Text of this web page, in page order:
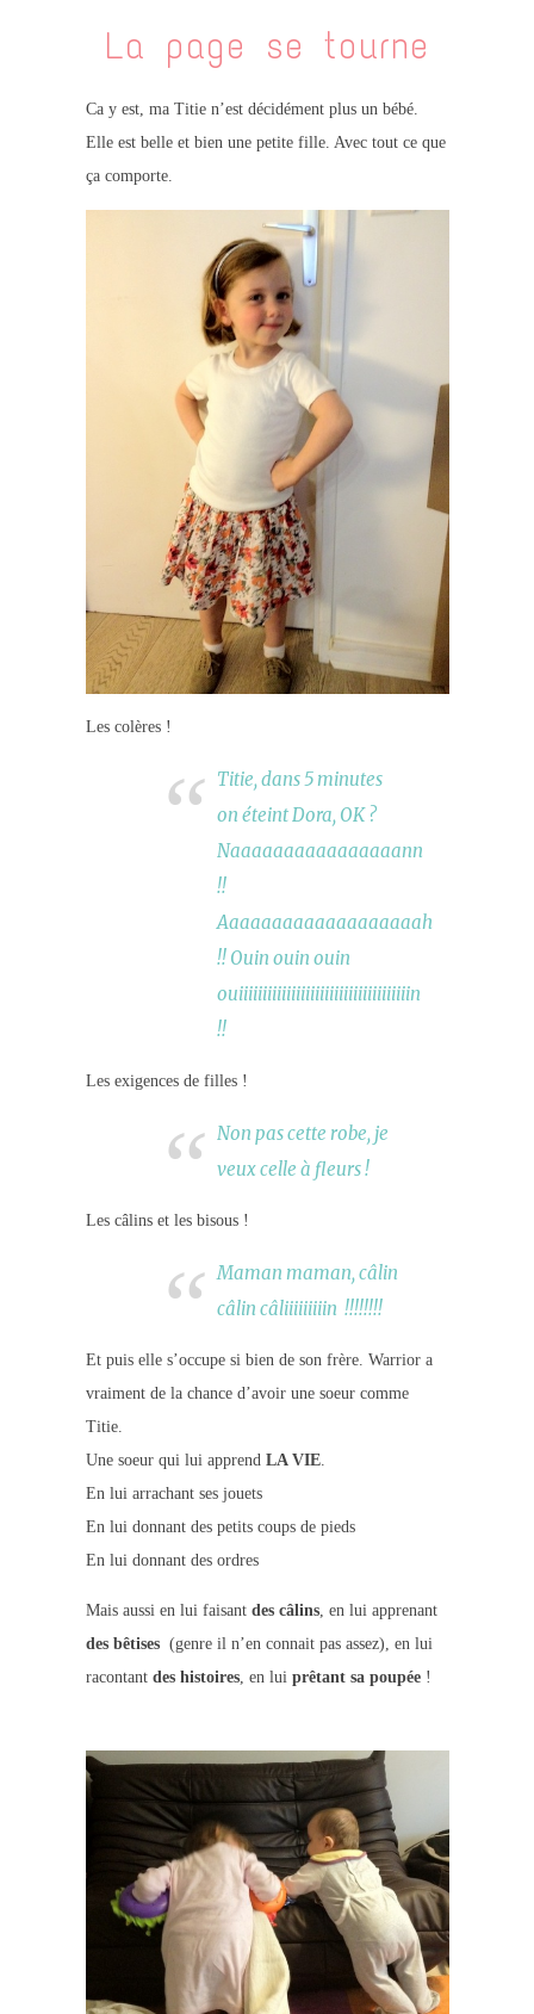
La page se tourne
Ca y est, ma Titie n’est décidément plus un bébé.
Elle est belle et bien une petite fille. Avec tout ce que
ça comporte.
Les colères !
Titie, dans 5 minutes
on éteint Dora, OK ?
Naaaaaaaaaaaaaaaann
!!
Aaaaaaaaaaaaaaaaaaah
!! Ouin ouin ouin
ouiiiiiiiiiiiiiiiiiiiiiiiiiiiiiiiiiiiin
!!
Les exigences de filles !
Non pas cette robe, je
veux celle à fleurs !
Les câlins et les bisous !
Maman maman, câlin
câlin câliiiiiiiiin !!!!!!!!
Et puis elle s’occupe si bien de son frère. Warrior a
vraiment de la chance d’avoir une soeur comme
Titie.
Une soeur qui lui apprend LA VIE.
En lui arrachant ses jouets
En lui donnant des petits coups de pieds
En lui donnant des ordres
Mais aussi en lui faisant des câlins, en lui apprenant
des bêtises (genre il n’en connait pas assez), en lui
racontant des histoires, en lui prêtant sa poupée!